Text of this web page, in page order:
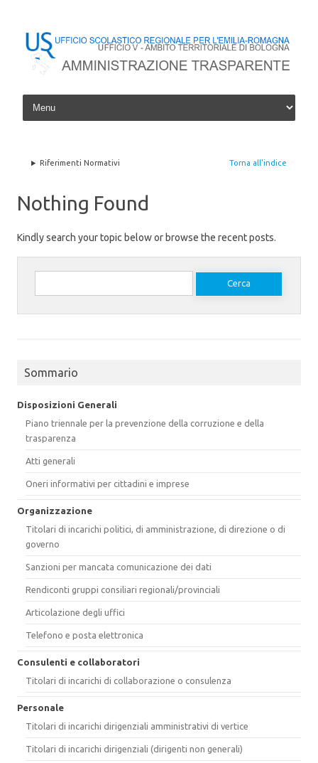
Skip to content
Torna all'indice
Riferimenti Normativi
Nothing Found
Kindly search your topic below or browse the recent posts.
Ricerca per:
Sommario
Disposizioni Generali
Piano triennale per la prevenzione della corruzione e della
trasparenza
Atti generali
Oneri informativi per cittadini e imprese
Organizzazione
Titolari di incarichi politici, di amministrazione, di direzione o di
governo
Sanzioni per mancata comunicazione dei dati
Rendiconti gruppi consiliari regionali/provinciali
Articolazione degli uffici
Telefono e posta elettronica
Consulenti e collaboratori
Titolari di incarichi di collaborazione o consulenza
Personale
Titolari di incarichi dirigenziali amministrativi di vertice
Titolari di incarichi dirigenziali (dirigenti non generali)